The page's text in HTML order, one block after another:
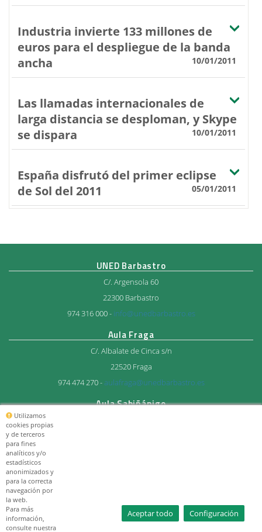
Industria invierte 133 millones de
euros para el despliegue de la banda
ancha
10/01/2011
Las llamadas internacionales de
larga distancia se desploman, y Skype
se dispara
10/01/2011
España disfrutó del primer eclipse
de Sol del 2011
05/01/2011
UNED Barbastro
C/. Argensola 60
22300 Barbastro
974 316 000 - info@unedbarbastro.es
Aula Fraga
C/. Albalate de Cinca s/n
22520 Fraga
974 474 270 -aulafraga@unedbarbastro.es
Aula Sabiñánigo
Utilizamos
cookies propias
y de terceros
para fines
analíticos y/o
estadísticos
anonimizados y
para la correcta
navegación por
la web.
Para más
información,
consulte nuestra
Aceptar todo Configuración